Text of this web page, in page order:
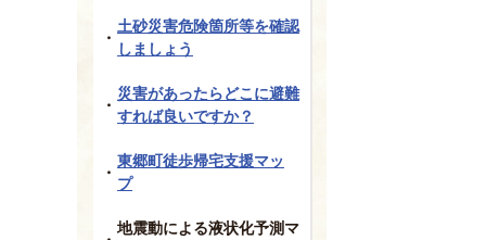
土砂災害危険箇所等を確認
しましょう
災害があったらどこに避難
すれば良いですか？
東郷町徒歩帰宅支援マッ
プ
地震動による液状化予測マ